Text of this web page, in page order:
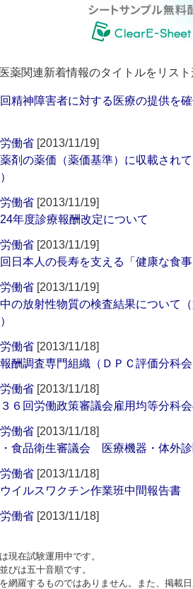
薬関連新着情報のタイトルをリスト
精神障害者に対する医療の提供を
働省 [2013/11/19]
剤の薬価（薬価基準）に収載され
働省 [2013/11/19]
年度診療報酬改定について
働省 [2013/11/19]
日本人の長寿を支える「健康な食
働省 [2013/11/19]
の放射性物質の検査結果について
働省 [2013/11/18]
酬調査専門組織（ＤＰＣ評価分科
働省 [2013/11/18]
６回労働政策審議会雇用均等分科
働省 [2013/11/18]
食品衛生審議会 医療機器・体外
働省 [2013/11/18]
イルスワクチン作業班中間報告書
働省 [2013/11/18]
現在試験運用中です。
びは五十音順です。
網羅するものではありません。また、掲載